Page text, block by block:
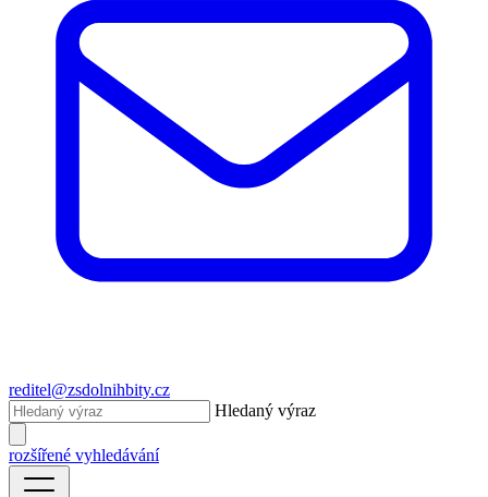
reditel@zsdolnihbity.cz
Hledaný výraz
rozšířené vyhledávání